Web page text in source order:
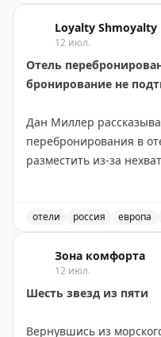
Доступны даты:
28.09.2026 (1 шт.):
29.09.2026 (2 шт.):
Всего свободных мест:3
Loyalty Shmoyalty
12 июл.
Отель
бронирование не
Дан Миллер
перебронирования в
разместить из-за
отказов и отмен.
дольше
крупные события в
обстоятельства. Чтобы
рекомендуется
отеля, уведомлять об
для подтверждения.
отели россия европа
Зона комфорта
12 июл.
Шесть звезд из пяти
Вернувшись из